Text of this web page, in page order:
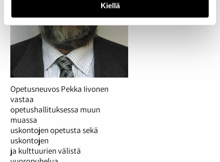
Kiellä
Opetusneuvos Pekka Iivonen
vastaa
opetushallituksessa muun
muassa
uskontojen opetusta sekä
uskontojen
ja kulttuurien välistä